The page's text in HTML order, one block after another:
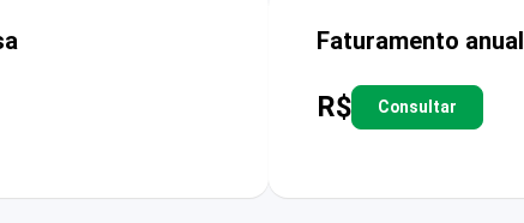
Faturamento anual
R$ Consultar